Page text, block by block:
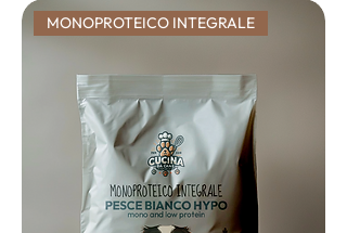
MONOPROTEICO INTEGRALE